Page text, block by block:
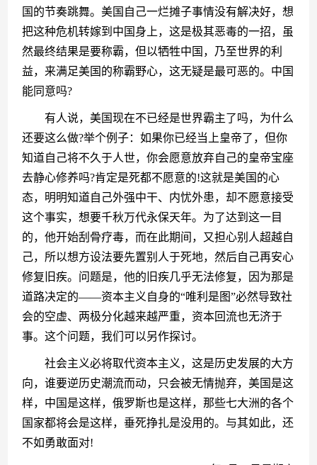
国的节奏跳舞。美国自己一烂摊子事情没有解决好，想
把这种危机转嫁到中国身上，这是极其恶毒的一招，虽
然最终结果是要称霸，但以牺牲中国，乃至世界的利
益，来满足美国的称霸野心，这无疑是最可恶的。中国
能同意吗?
有人说，美国现在不已经是世界霸主了吗，为什么
还要这么做?举个例子：如果你已经当上皇帝了，但你
知道自己将不久于人世，你会愿意放弃自己的皇帝宝座
去静心修养吗?肯定是死都不愿意的!这就是美国的心
态，明明知道自己外强中干、内忧外患，却不愿意接受
这个事实，想要千秋万代永保天年。为了达到这一目
的，他开始刮骨疗毒，而在此期间，又担心别人超越自
己，所以想方设法要先置别人于死地，然后自己再安心
修复旧疾。问题是，他的旧疾几乎无法修复，因为那是
道路决定的——资本主义自身的“唯利是图”必然导致社
会的空虚、两极分化越来越严重，资本回流也无济于
事。这个问题，我们可以另作探讨。
社会主义必将取代资本主义，这是历史发展的大方
向，谁要逆历史潮流而动，只会被无情抛弃，美国是这
样，中国是这样，俄罗斯也是这样，那些七大洲的各个
国家都将会是这样，垂死挣扎是没用的。与其如此，还
不如勇敢面对!